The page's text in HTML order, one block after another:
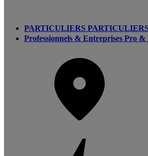
PARTICULIERS PARTICULIERS
Professionnels & Entreprises Pro &